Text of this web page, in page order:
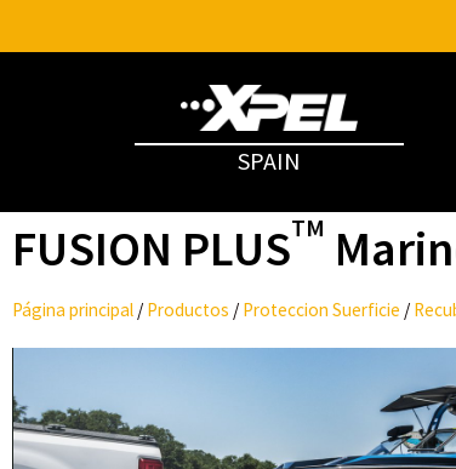
SPAIN
FUSION PLUSTM
Página principal / Productos / Proteccion Suerficie /